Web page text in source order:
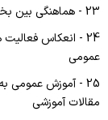
آندوسکوپی و
فیزیوتراپی
ریاست بیمترستان
مدیر بیمارستان
23 - هماهنگی بین بخشی بادامپزشکی آموزش و پرورش و سایر ادارات
24 - انعکاس
عمومی
25 - آموزش
مقالات آموزشی